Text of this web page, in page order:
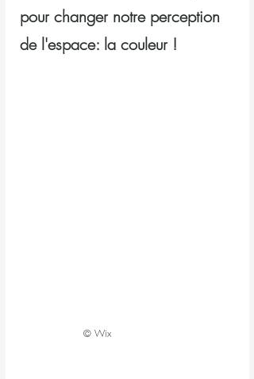
pour changer notre perception
de l'espace: la couleur !
© Wix